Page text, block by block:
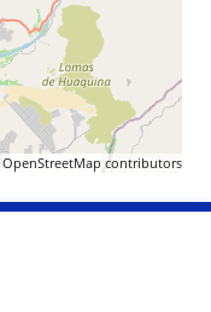
OpenStreetMap contributors